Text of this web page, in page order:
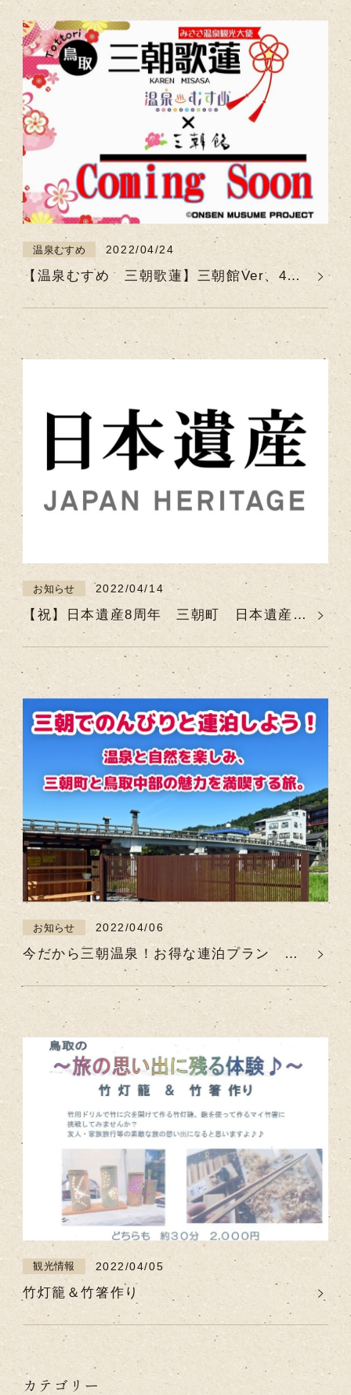
温泉むすめ 2022/04/24
【温泉むすめ 三朝歌蓮】三朝館Ver、4月
29日(金)公開♪ミニお披露目会のお知らせ
【三朝温泉観光大使】
お知らせ 2022/04/14
【祝】日本遺産8周年 三朝町 日本遺産ウ
イーク
お知らせ 2022/04/06
今だから三朝温泉！お得な連泊プラン ☆
連泊すると1,000円CP？？
観光情報 2022/04/05
竹灯籠＆竹箸作り
カテゴリー